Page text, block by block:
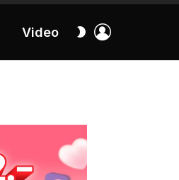
Video
สลับ